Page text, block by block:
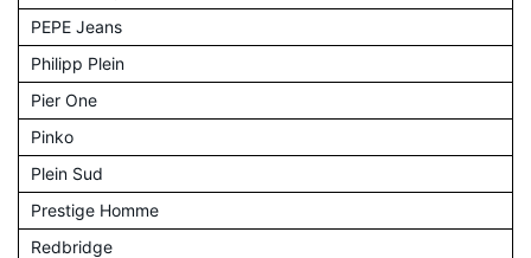
PEPE Jeans
Philipp Plein
Pier One
Pinko
Plein Sud
Prestige Homme
Redbridge